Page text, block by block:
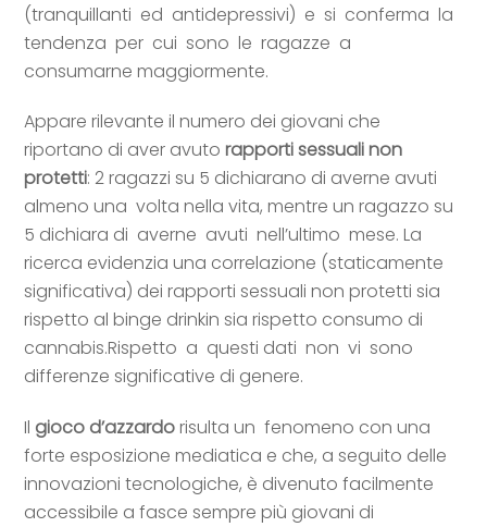
(tranquillanti ed antidepressivi) e si conferma la
tendenza per cui sono le ragazze a
consumarne maggiormente.
Appare rilevante il numero dei giovani che
riportano di aver avutorapporti sessuali non
protetti: 2 ragazzi su 5 dichiarano di averne avuti
almeno una volta nella vita, mentre un ragazzo su
5 dichiara di averne avuti nell’ultimo mese. La
ricerca evidenzia una correlazione (staticamente
significativa) dei rapporti sessuali non protetti sia
rispetto al binge drinkin sia rispetto consumo di
cannabis.Rispetto a questi dati non vi sono
differenze significative di genere.
Il gioco d’azzardorisulta un fenomeno con una
forte esposizione mediatica e che, a seguito delle
innovazioni tecnologiche, è divenuto facilmente
accessibile a fasce sempre più giovani di